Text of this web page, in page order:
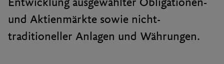
und Aktienmärkte sowie nicht-
traditioneller Anlagen und Währungen.